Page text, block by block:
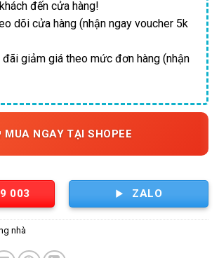
đến cửa hàng!
dõi cửa hàng (nhận ngay voucher 5k
giảm giá theo mức đơn hàng (nhận
MUA NGAY TẠI SHOPEE
003 ZALO
nhà